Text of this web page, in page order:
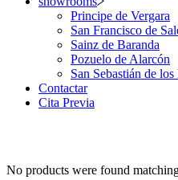
Principe de Vergara
San Francisco de
Sainz de Baranda
Pozuelo de Alarcón
San Sebastián de los
Contactar
Cita Previa
No products were found